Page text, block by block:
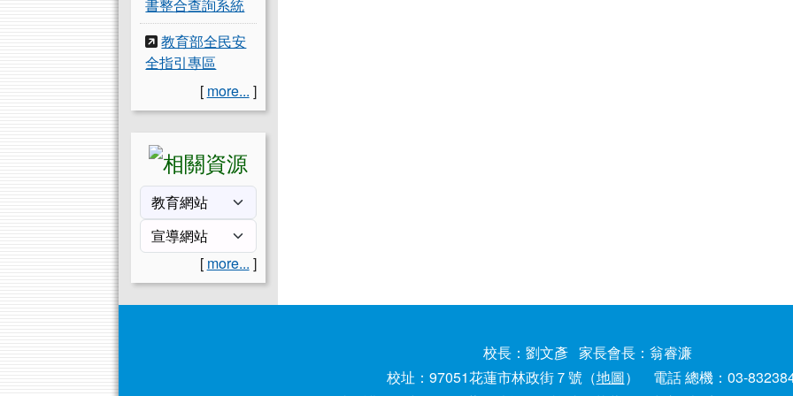
書整合查詢系統
教育部全民安
全指引專區
[ more... ]
[ more... ]
校長：劉文彥 家長會長：翁睿濂
校址：97051花蓮市林政街７號（地圖） 電話 總機：03-